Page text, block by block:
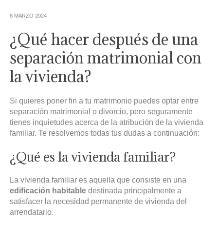
8 MARZO 2024
¿Qué hacer después de una
separación matrimonial con
la vivienda?
Si quieres poner fin a tu matrimonio puedes optar entre
separación matrimonial o divorcio, pero seguramente
tienes inquietudes acerca de la atribución de la vivienda
familiar. Te resolvemos todas tus dudas a continuación:
¿Qué es la vivienda familiar?
La vivienda familiar es aquella que consiste en una
edificación habitable destinada principalmente a
satisfacer la necesidad permanente de vivienda del
arrendatario.